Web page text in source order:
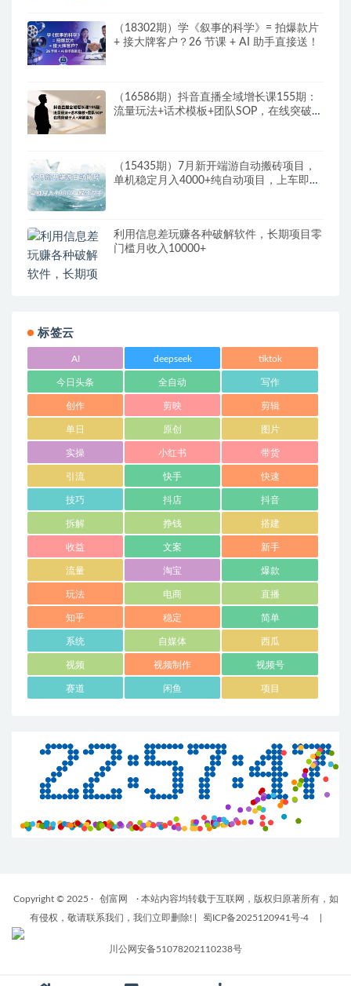
（18302期）学《叙事的科学》= 拍爆款片
+ 接大牌客户？26 节课 + AI 助手直接送！
（16586期）抖音直播全域增长课155期：
流量玩法+话术模板+团队SOP，在线突破千
（15435期）7月新开端游自动搬砖项目，
单机稳定月入4000+纯自动项目，上车即吃
利用信息差玩赚各种破解软件，长期项目零
门槛月收入10000+
标签云
AI deepseek tiktok
今日头条 全自动 写作
创作 剪映 剪辑
单日 原创 图片
实操 小红书 带货
引流 快手 快速
技巧 抖店 抖音
拆解 挣钱 搭建
收益 文案 新手
流量 淘宝 爆款
玩法 电商 直播
知乎 稳定 简单
系统 自媒体 西瓜
视频 视频制作 视频号
赛道 闲鱼 项目
Copyright © 2025 · 创富网
· 本站内容均转载于互联网，版权归原著所有，如
有侵权，敬请联系我们，我们立即删除!
蜀ICP备2025120941号-4
川公网安备51078202110238号